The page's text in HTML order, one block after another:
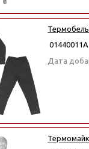
01440011А
Дата